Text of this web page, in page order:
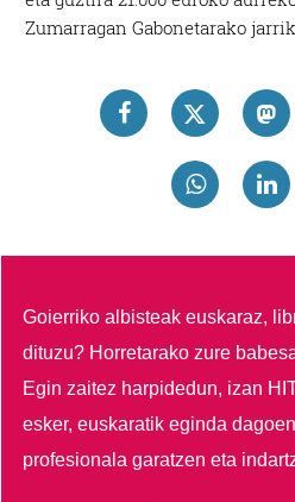
Zumarragan Gabonetarako
Goierriko albisteak euskaraz,
dituzu? Horretarako zure
Egin zaitez harpidedun, izan
esker, euskaratik eginda
profesionala garatzen eta